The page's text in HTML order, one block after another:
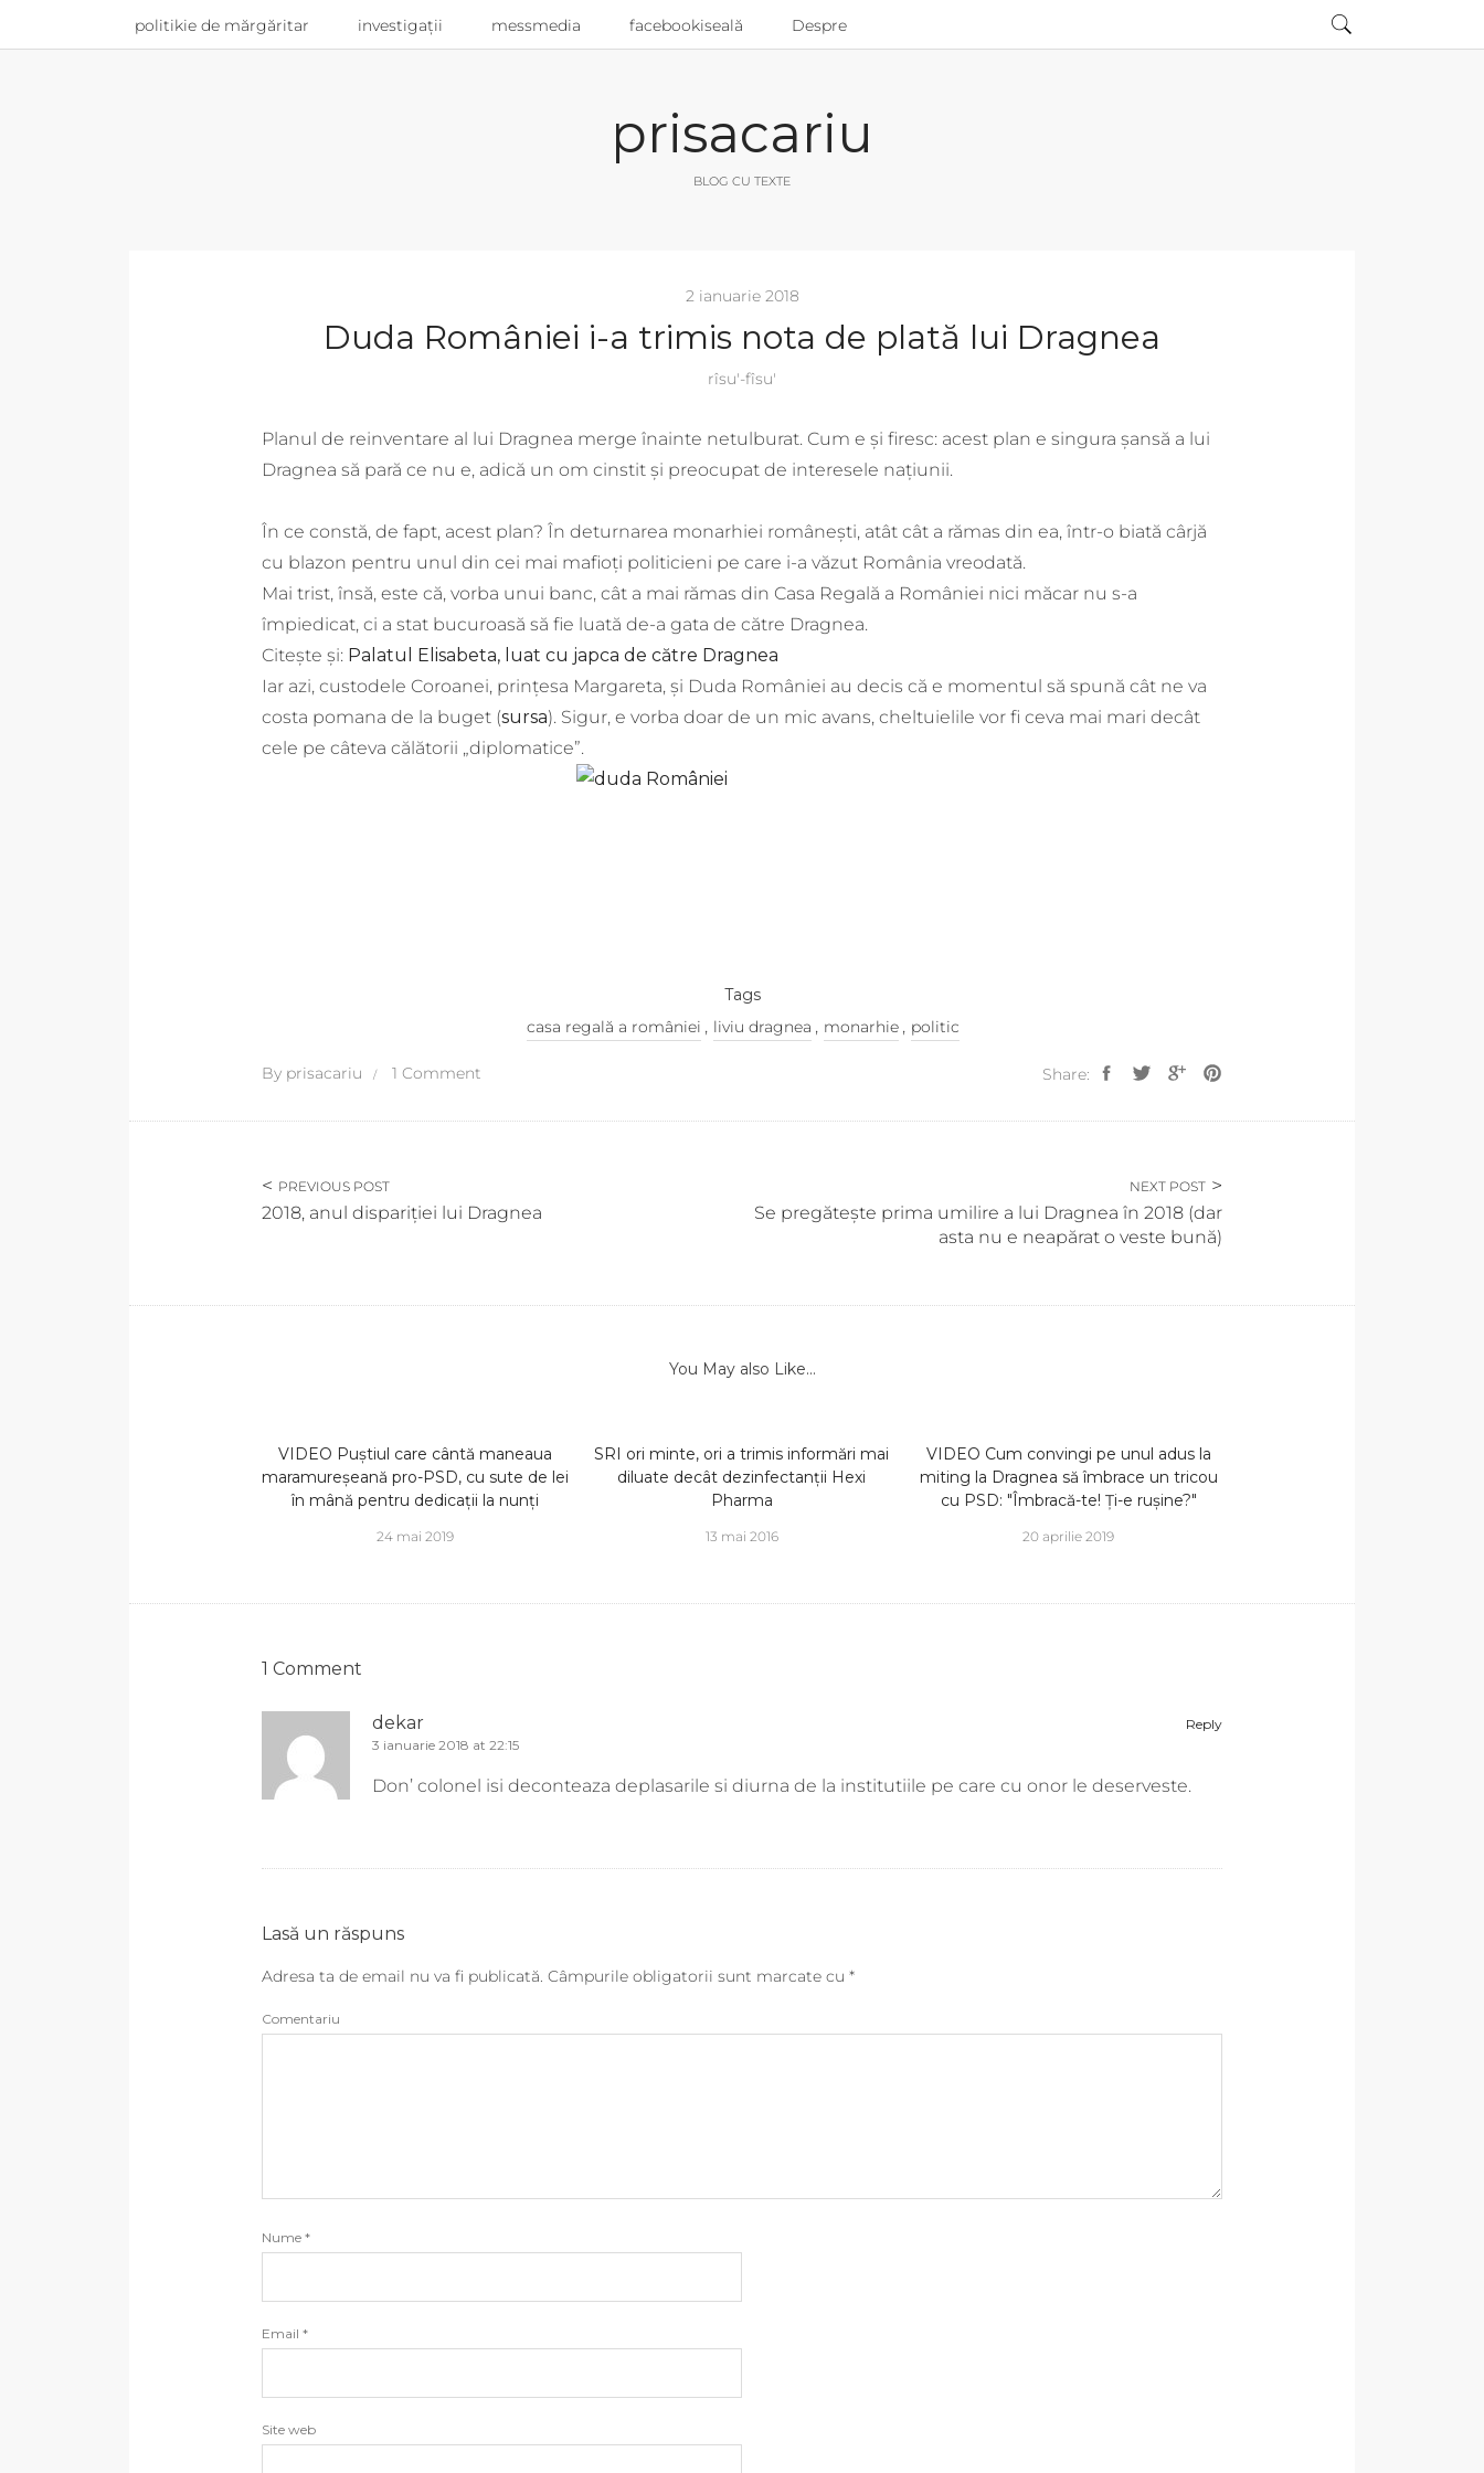
politikie de mărgăritar investigații messmedia facebookiseală Despre
prisacariu
BLOG CU TEXTE
2 ianuarie 2018
Duda României i-a trimis nota de plată lui Dragnea
rîsu'-fîsu'
Planul de reinventare al lui Dragnea merge înainte netulburat. Cum e și firesc: acest plan e singura șansă a lui
Dragnea să pară ce nu e, adică un om cinstit și preocupat de interesele națiunii.
În ce constă, de fapt, acest plan? În deturnarea monarhiei românești, atât cât a rămas din ea, într-o biată cârjă
cu blazon pentru unul din cei mai mafioți politicieni pe care i-a văzut România vreodată.
Mai trist, însă, este că, vorba unui banc, cât a mai rămas din Casa Regală a României nici măcar nu s-a
împiedicat, ci a stat bucuroasă să fie luată de-a gata de către Dragnea.
Citește și: Palatul Elisabeta, luat cu japca de către Dragnea
Iar azi, custodele Coroanei, prințesa Margareta, și Duda României au decis că e momentul să spună cât ne va
costa pomana de la buget (sursa). Sigur, e vorba doar de un mic avans, cheltuielile vor fi ceva mai mari decât
cele pe câteva călătorii „diplomatice”.
Tags
casa regală a româniei , liviu dragnea , monarhie , politic
By prisacariu 1 Comment Share:
PREVIOUS POST
2018, anul dispariției lui Dragnea
NEXT POST
Se pregătește prima umilire a lui Dragnea în 2018 (dar
asta nu e neapărat o veste bună)
You May also Like...
VIDEO Puștiul care cântă maneaua
maramureșeană pro-PSD, cu sute de lei
în mână pentru dedicații la nunți
24 mai 2019
SRI ori minte, ori a trimis informări mai
diluate decât dezinfectanții Hexi
Pharma
13 mai 2016
VIDEO Cum convingi pe unul adus la
miting la Dragnea să îmbrace un tricou
cu PSD: "Îmbracă-te! Ți-e rușine?"
20 aprilie 2019
1 Comment
Reply
dekar
3 ianuarie 2018 at 22:15
Don’ colonel isi deconteaza deplasarile si diurna de la institutiile pe care cu onor le deserveste.
Lasă un răspuns
Adresa ta de email nu va fi publicată. Câmpurile obligatorii sunt marcate cu *
Comentariu
Nume *
Email *
Site web